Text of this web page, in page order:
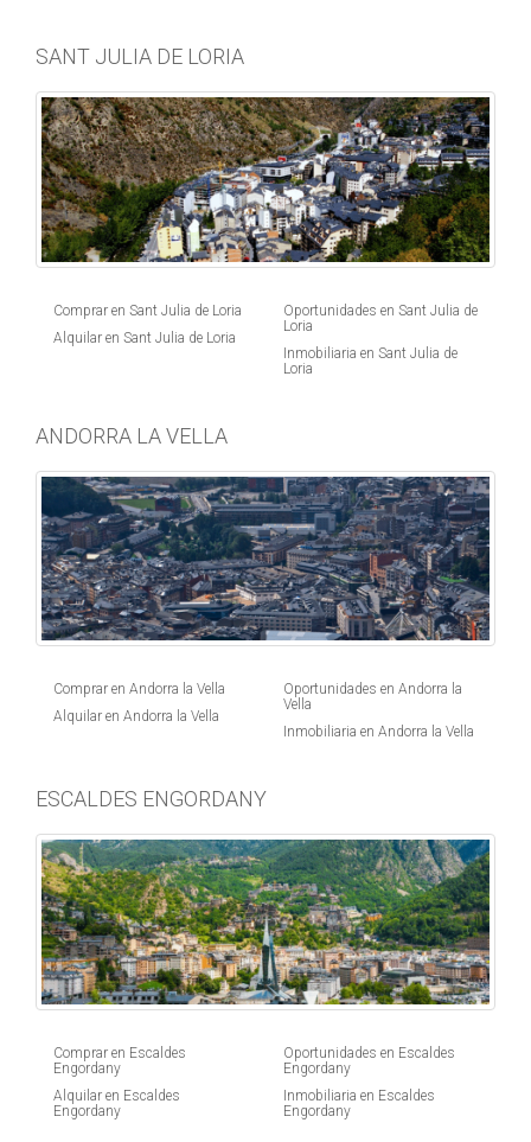
SANT JULIA DE LORIA
Comprar en Sant Julia de Loria
Alquilar en Sant Julia de Loria
Oportunidades en Sant Julia de
Loria
Inmobiliaria en Sant Julia de
Loria
ANDORRA LA VELLA
Comprar en Andorra la Vella
Alquilar en Andorra la Vella
Oportunidades en Andorra la
Vella
Inmobiliaria en Andorra la Vella
ESCALDES ENGORDANY
Comprar en Escaldes
Engordany
Alquilar en Escaldes
Engordany
Oportunidades en Escaldes
Engordany
Inmobiliaria en Escaldes
Engordany